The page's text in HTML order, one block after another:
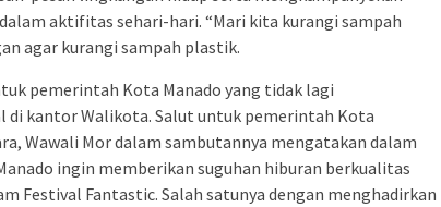
aktifitas sehari-hari. “Mari kita kurangi sampah
agar kurangi sampah plastik.
pemerintah Kota Manado yang tidak lagi
di kantor Walikota. Salut untuk pemerintah Kota
Wawali Mor dalam sambutannya mengatakan dalam
ingin memberikan suguhan hiburan berkualitas
Festival Fantastic. Salah satunya dengan menghadirkan